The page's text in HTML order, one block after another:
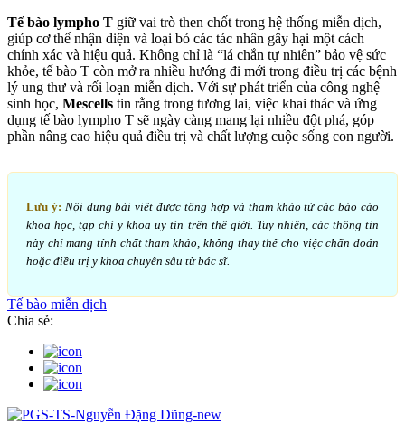
Tế bào lympho T giữ vai trò then chốt trong hệ thống miễn dịch,
giúp cơ thể nhận diện và loại bỏ các tác nhân gây hại một cách
chính xác và hiệu quả. Không chỉ là “lá chắn tự nhiên” bảo vệ sức
khỏe, tế bào T còn mở ra nhiều hướng đi mới trong điều trị các bệnh
lý ung thư và rối loạn miễn dịch. Với sự phát triển của công nghệ
sinh học, Mescells tin rằng trong tương lai, việc khai thác và ứng
dụng tế bào lympho T sẽ ngày càng mang lại nhiều đột phá, góp
phần nâng cao hiệu quả điều trị và chất lượng cuộc sống con người.
Lưu ý: Nội dung bài viết được tổng hợp và tham khảo từ các báo cáo
khoa học, tạp chí y khoa uy tín trên thế giới. Tuy nhiên, các thông tin
này chỉ mang tính chất tham khảo, không thay thế cho việc chẩn đoán
hoặc điều trị y khoa chuyên sâu từ bác sĩ.
Tế bào miễn dịch
Chia sẻ: